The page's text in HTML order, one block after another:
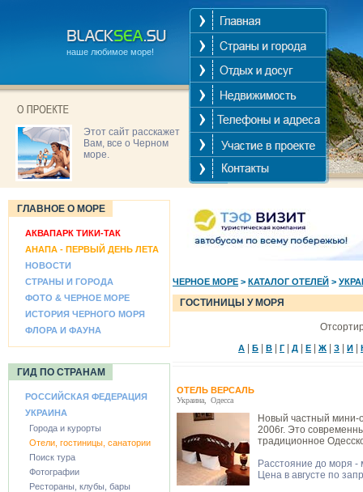
наше любимое море!
Этот сайт расскажет
Вам, все о Черном
море.
ГЛАВНОЕ О МОРЕ
АКВАПАРК ТИКИ-ТАК
АНАПА - ПЕРВЫЙ ДЕНЬ ЛЕТА
НОВОСТИ
СТРАНЫ И ГОРОДА
ФОТО & ЧЕРНОЕ МОРЕ
ИСТОРИЯ ЧЕРНОГО МОРЯ
ФЛОРА И ФАУНА
ГИД ПО СТРАНАМ
РОССИЙСКАЯ ФЕДЕРАЦИЯ
УКРАИНА
Города и курорты
Отели, гостиницы, санатории
Поиск тура
Фотографии
Рестораны, клубы, бары
ЧЕРНОЕ МОРЕ > КАТАЛОГ ОТЕЛЕЙ >
ГОСТИНИЦЫ У МОРЯ
А Б В Г Д Е Ж З И
ОТЕЛЬ ВЕРСАЛЬ
Украина Одесса
Новый частный мини-
2006г. Это
традиционное
Расстояние до моря -
Цена в августе по